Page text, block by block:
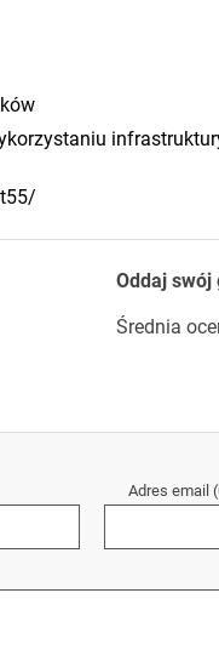
Oddaj swój
Średnia
Adres email